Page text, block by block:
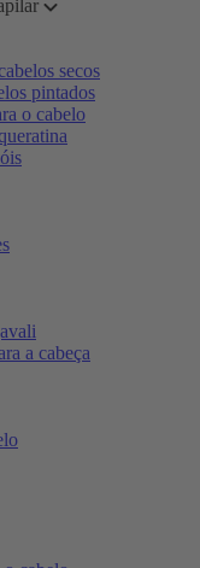
secos
pintados
o cabelo
a cabeça